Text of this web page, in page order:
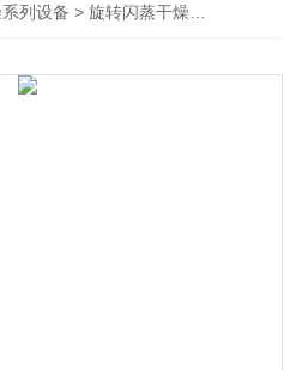
列设备 >旋转闪蒸干燥机